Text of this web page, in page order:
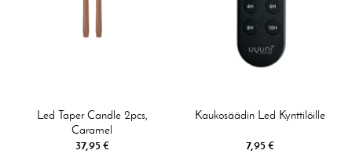
Led Taper Candle 2pcs,
Caramel
37,95 €
Kaukosäädin Led Kynttilöille
7,95 €